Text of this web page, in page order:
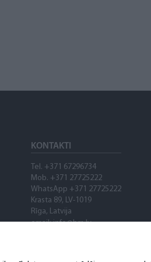
KONTAKTI
Tel. +371 67296734
Mob. +371 27725222
WhatsApp +371 27725222
Krasta 89, LV-1019
Rīga, Latvija
email: info@bm.lv